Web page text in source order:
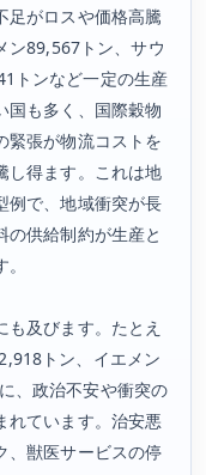
足がロスや価格高騰
ン89,567トン、サウ
トンなど一定の生産
国も多く、国際穀物
緊張が物流コストを
し得ます。これは地
例で、地域衝突が長
供給制約が生産と
及びます。たとえ
トン、イエメン
、政治不安や衝突の
れています。治安悪
、獣医サービスの停